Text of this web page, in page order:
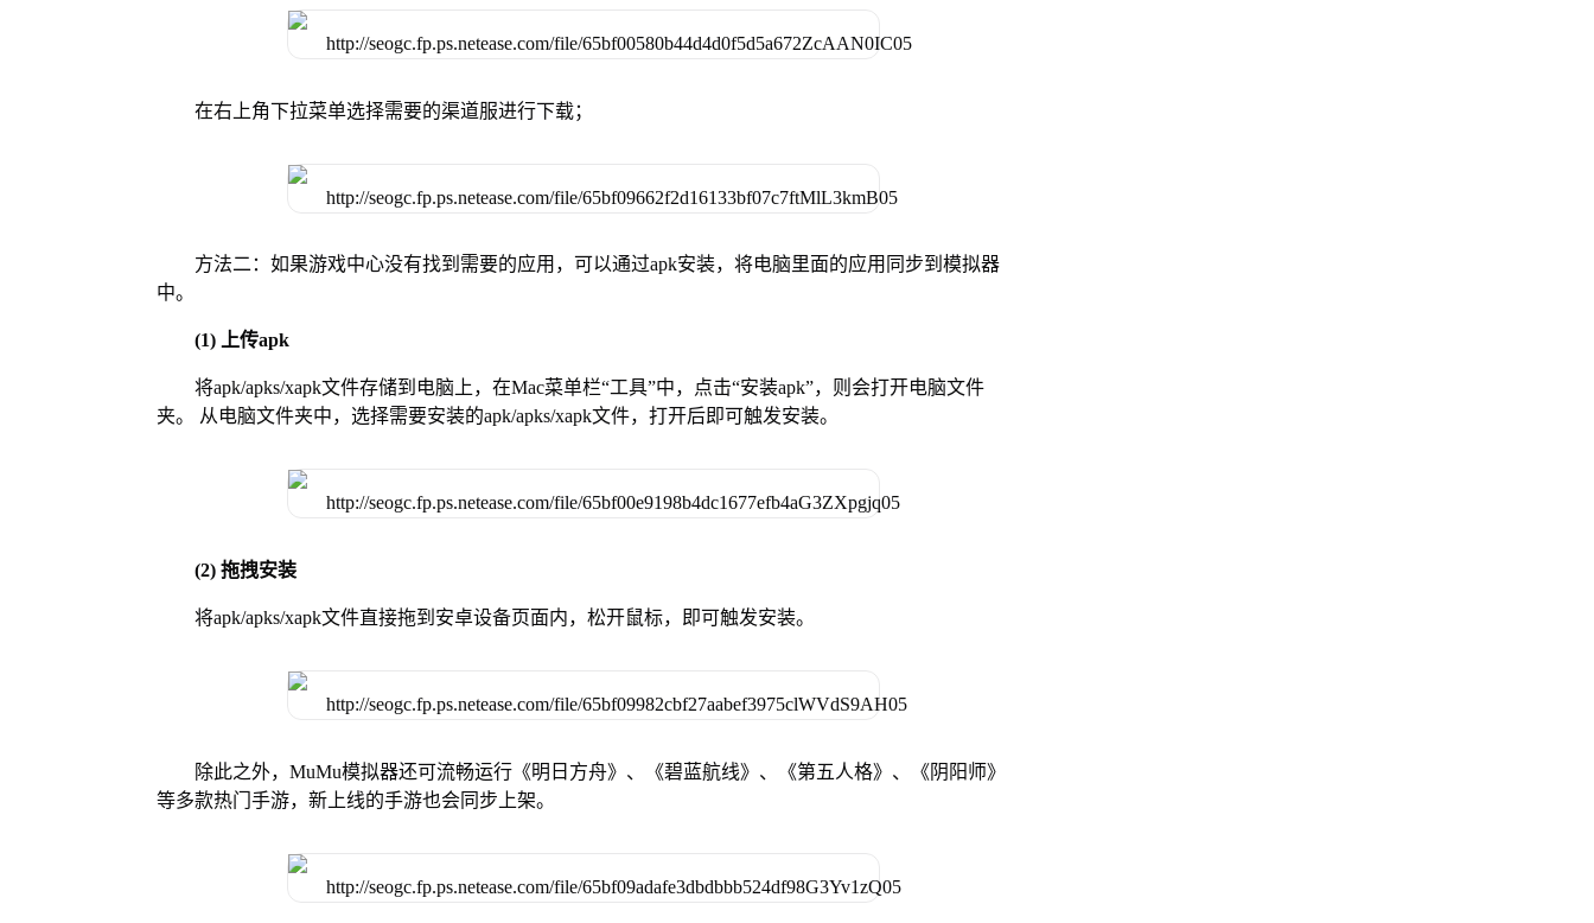
在右上角下拉菜单选择需要的渠道服进行下载；
方法二：如果游戏中心没有找到需要的应用，可以通过apk安装，将电脑里面的应用同步到模拟器
中。
(1) 上传apk
将apk/apks/xapk文件存储到电脑上，在Mac菜单栏“工具”中，点击“安装apk”，则会打开电脑文件
夹。 从电脑文件夹中，选择需要安装的apk/apks/xapk文件，打开后即可触发安装。
(2) 拖拽安装
将apk/apks/xapk文件直接拖到安卓设备页面内，松开鼠标，即可触发安装。
除此之外，MuMu模拟器还可流畅运行《明日方舟》、《碧蓝航线》、《第五人格》、《阴阳师》
等多款热门手游，新上线的手游也会同步上架。